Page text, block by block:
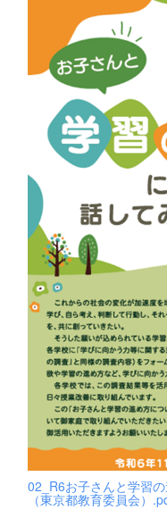
02_R6お子さんと学習
（東京都教育委員会）